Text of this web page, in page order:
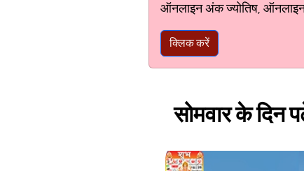
ऑनलाइन अंक ज्योतिष,
क्लिक करें
सोमवार के दिन